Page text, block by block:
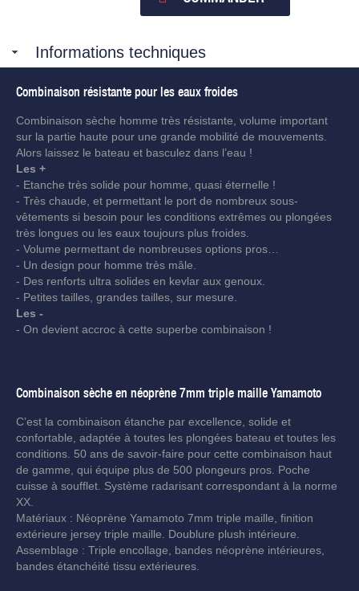
Informations techniques
Combinaison résistante pour les eaux froides
Combinaison sèche homme très résistante, volume important
sur la partie haute pour une grande mobilité de mouvements.
Alors laissez le bateau et basculez dans l’eau !
Les +
- Etanche très solide pour homme, quasi éternelle !
- Très chaude, et permettant le port de nombreux sous-
vêtements si besoin pour les conditions extrêmes ou plongées
très longues ou les eaux toujours plus froides.
- Volume permettant de nombreuses options pros…
- Un design pour homme très mâle.
- Des renforts ultra solides en kevlar aux genoux.
- Petites tailles, grandes tailles, sur mesure.
Les -
- On devient accroc à cette superbe combinaison !
Combinaison sèche en néoprène 7mm triple maille Yamamoto
C’est la combinaison étanche par excellence, solide et
confortable, adaptée à toutes les plongées bateau et toutes les
conditions. 50 ans de savoir-faire pour cette combinaison haut
de gamme, qui équipe plus de 500 plongeurs pros. Poche
cuisse à soufflet. Système radarisant correspondant à la norme
XX.
Matériaux : Néoprène Yamamoto 7mm triple maille, finition
extérieure jersey triple maille. Doublure plush intérieure.
Assemblage : Triple encollage, bandes néoprène intérieures,
bandes étanchéité tissu extérieures.